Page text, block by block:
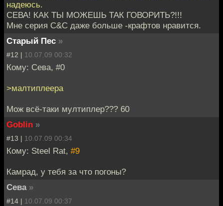
надеюсь.
СЕВА! КАК ТЫ МОЖЕШЬ ТАК ГОВОРИТЬ?!!!
Мне серия C&C даже больше -крафтов нравится.
Старый Пес »
#12 | 10.07.09 00:32
Кому: Сева, #0
>малтиплеера
Мож всё-таки мултиплер??? 60
Goblin »
#13 | 10.07.09 00:34
Кому: Steel Rat, #9
Камрад, у тебя за что погоны?
Сева »
#14 | 10.07.09 00:37